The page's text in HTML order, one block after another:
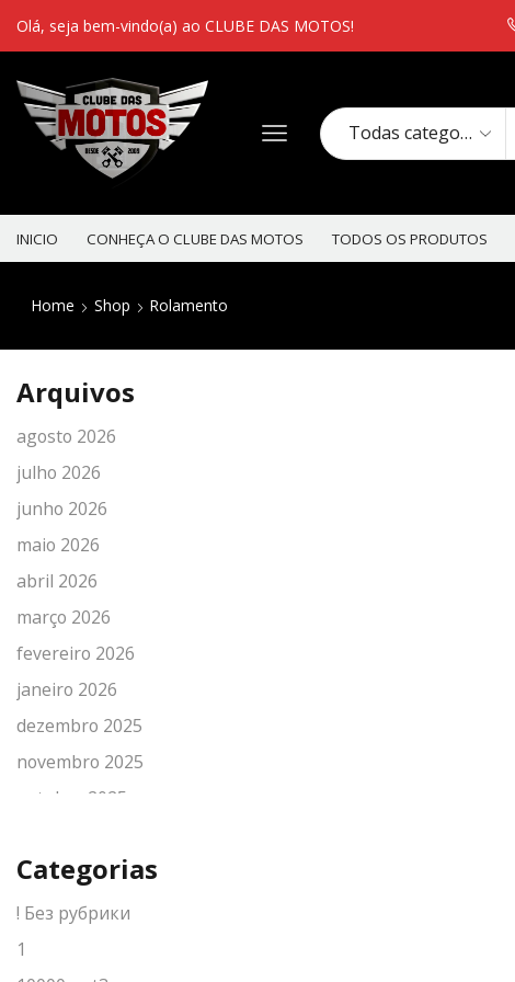
Olá, seja bem-vindo(a) ao CLUBE DAS MOTOS!
INICIO CONHEÇA O CLUBE DAS MOTOS TODOS OS PRODUTOS
Home Shop Rolamento
Arquivos
agosto 2026
julho 2026
junho 2026
maio 2026
abril 2026
março 2026
fevereiro 2026
janeiro 2026
dezembro 2025
novembro 2025
outubro 2025
agosto 2025
julho 2025
junho 2025
Categorias
! Без рубрики
1